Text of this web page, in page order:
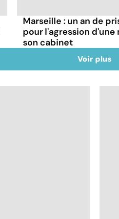
Marseille : un an de
pour l'agression d'une
son cabinet
Voir plus